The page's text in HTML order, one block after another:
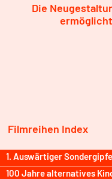
Die
Filmreihen Index
1. Auswärtiger
100 Jahre alternatives